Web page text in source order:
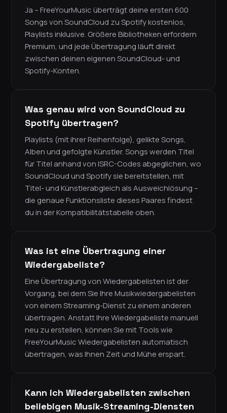
Ja – FreeYourMusic überträgt deine ersten 600
Songs von SoundCloud zu Spotify kostenlos,
Playlists inklusive. Größere Bibliotheken erfordern
Premium, und jede Übertragung läuft direkt
zwischen deinen eigenen SoundCloud- und
Spotify-Konten.
Was genau wird von SoundCloud zu
Spotify übertragen?
Playlists (mit ihrer Reihenfolge), gelikte Songs,
Alben und gefolgte Künstler. Songs werden Titel
für Titel anhand von ISRC-Codes abgeglichen, wo
SoundCloud und Spotify sie bereitstellen, mit
Titel- und Künstlerabgleich als Ausweichlösung –
die genaue Funktionsliste dieses Paares findest
du in der Kompatibilitätstabelle oben.
Was ist eine Übertragung einer
Wiedergabeliste?
Eine Übertragung von Wiedergabelisten ist der
Vorgang, bei dem Sie Ihre Musikwiedergabelisten
von einem Streaming-Dienst zu einem anderen
übertragen. Anstatt Ihre Wiedergabeliste manuell
neu zu erstellen, können Sie mit Tools wie
FreeYourMusic Wiedergabelisten automatisch
übertragen, was Ihnen Zeit und Mühe erspart.
Kann ich Wiedergabelisten zwischen
beliebigen Musik-Streaming-Diensten